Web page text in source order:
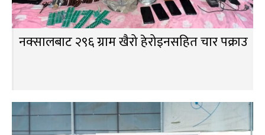
नक्सालबाट २९६ ग्राम खैरो हेरोइनसहित चार पक्राउ